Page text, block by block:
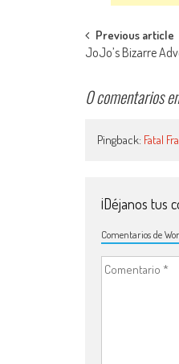
Previous article
JoJo’s Bizarre
0 comentarios
Pingback: Fatal
¡Déjanos tus
Comentarios de